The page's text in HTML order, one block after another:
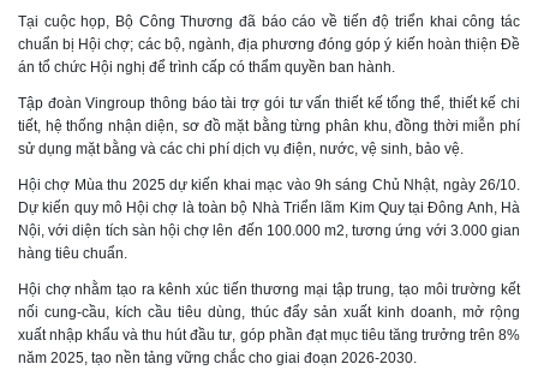
Tại cuộc họp, Bộ Công Thương đã báo cáo về tiến độ triển khai công tác
chuẩn bị Hội chợ; các bộ, ngành, địa phương đóng góp ý kiến hoàn thiện Đề
án tổ chức Hội nghị để trình cấp có thẩm quyền ban hành.
Tập đoàn Vingroup thông báo tài trợ gói tư vấn thiết kế tổng thể, thiết kế chi
tiết, hệ thống nhận diện, sơ đồ mặt bằng từng phân khu, đồng thời miễn phí
sử dụng mặt bằng và các chi phí dịch vụ điện, nước, vệ sinh, bảo vệ.
Hội chợ Mùa thu 2025 dự kiến khai mạc vào 9h sáng Chủ Nhật, ngày 26/10.
Dự kiến quy mô Hội chợ là toàn bộ Nhà Triển lãm Kim Quy tại Đông Anh, Hà
Nội, với diện tích sàn hội chợ lên đến 100.000 m2, tương ứng với 3.000 gian
hàng tiêu chuẩn.
Hội chợ nhằm tạo ra kênh xúc tiến thương mại tập trung, tạo môi trường kết
nối cung-cầu, kích cầu tiêu dùng, thúc đẩy sản xuất kinh doanh, mở rộng
xuất nhập khẩu và thu hút đầu tư, góp phần đạt mục tiêu tăng trưởng trên 8%
năm 2025, tạo nền tảng vững chắc cho giai đoạn 2026-2030.